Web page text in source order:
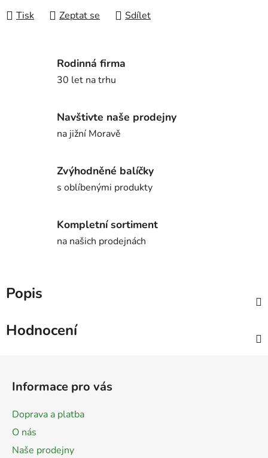
Tisk Zeptat se Sdílet
Rodinná firma
30 let na trhu
Navštivte naše prodejny
na jižní Moravě
Zvýhodněné balíčky
s oblíbenými produkty
Kompletní sortiment
na našich prodejnách
Popis
Hodnocení
Informace pro vás
Doprava a platba
O nás
Naše prodejny